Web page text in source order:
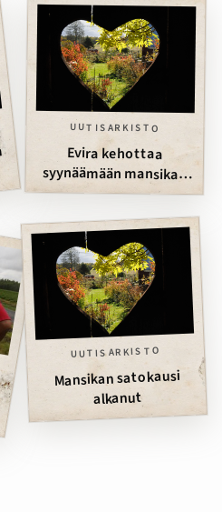
UUTISARKISTO
Evira kehottaa
syynäämään mansikan
alkuperää
UUTISARKISTO
Mansikan satokausi
alkanut